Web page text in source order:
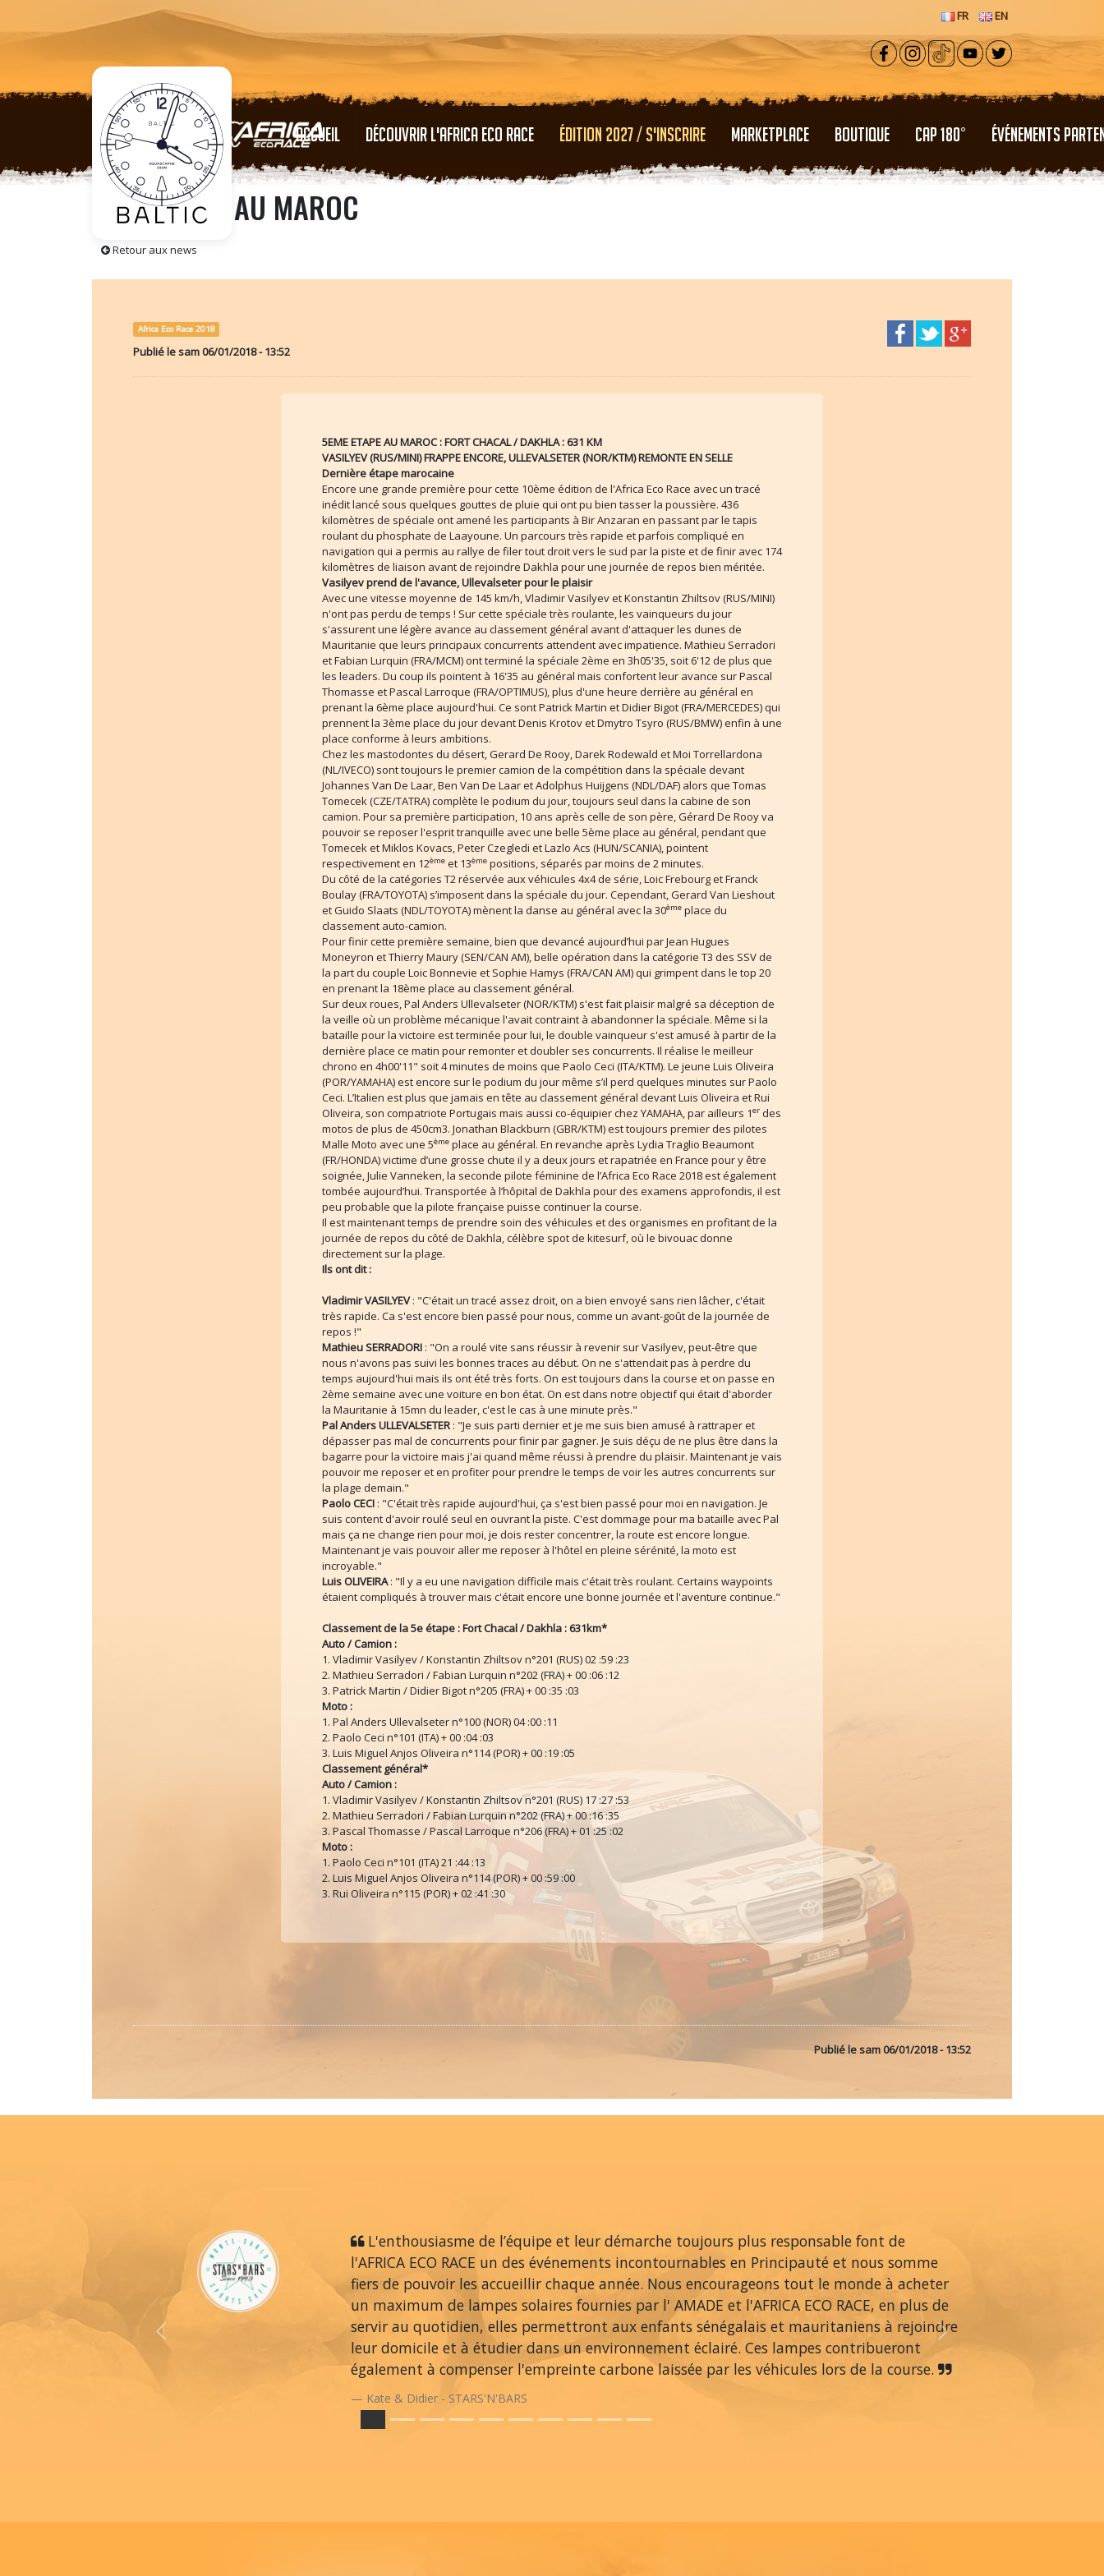
FR EN
ACCUEIL DÉCOUVRIR L'AFRICA ECO RACE ÉDITION 2027 / S'INSCRIRE MARKETPLACE BOUTIQUE CAP 180° ÉVÉNEMENTS
5EME ETAPE AU MAROC
Retour aux news
Africa Eco Race 2018
Publié lesam 06/01/2018 - 13:52
5EME ETAPE AU MAROC : FORT CHACAL / DAKHLA : 631 KM
VASILYEV (RUS/MINI) FRAPPE ENCORE, ULLEVALSETER (NOR/KTM) REMONTE EN SELLE
Dernière étape marocaine
Encore une grande première pour cette 10ème édition de l'Africa Eco Race avec un tracé
inédit lancé sous quelques gouttes de pluie qui ont pu bien tasser la poussière. 436
kilomètres de spéciale ont amené les participants à Bir Anzaran en passant par le tapis
roulant du phosphate de Laayoune. Un parcours très rapide et parfois compliqué en
navigation qui a permis au rallye de filer tout droit vers le sud par la piste et de finir avec 174
kilomètres de liaison avant de rejoindre Dakhla pour une journée de repos bien méritée.
Vasilyev prend de l'avance, Ullevalseter pour le plaisir
Avec une vitesse moyenne de 145 km/h, Vladimir Vasilyev et Konstantin Zhiltsov (RUS/MINI)
n'ont pas perdu de temps ! Sur cette spéciale très roulante, les vainqueurs du jour
s'assurent une légère avance au classement général avant d'attaquer les dunes de
Mauritanie que leurs principaux concurrents attendent avec impatience. Mathieu Serradori
et Fabian Lurquin (FRA/MCM) ont terminé la spéciale 2ème en 3h05'35, soit 6'12 de plus que
les leaders. Du coup ils pointent à 16'35 au général mais confortent leur avance sur Pascal
Thomasse et Pascal Larroque (FRA/OPTIMUS), plus d'une heure derrière au général en
prenant la 6ème place aujourd'hui. Ce sont Patrick Martin et Didier Bigot (FRA/MERCEDES) qui
prennent la 3ème place du jour devant Denis Krotov et Dmytro Tsyro (RUS/BMW) enfin à une
place conforme à leurs ambitions.
Chez les mastodontes du désert, Gerard De Rooy, Darek Rodewald et Moi Torrellardona
(NL/IVECO) sont toujours le premier camion de la compétition dans la spéciale devant
Johannes Van De Laar, Ben Van De Laar et Adolphus Huijgens (NDL/DAF) alors que Tomas
Tomecek (CZE/TATRA) complète le podium du jour, toujours seul dans la cabine de son
camion. Pour sa première participation, 10 ans après celle de son père, Gérard De Rooy va
pouvoir se reposer l'esprit tranquille avec une belle 5ème place au général, pendant que
Tomecek et Miklos Kovacs, Peter Czegledi et Lazlo Acs (HUN/SCANIA), pointent
respectivement en 12ème et 13ème positions, séparés par moins de 2 minutes.
Du côté de la catégories T2 réservée aux véhicules 4x4 de série, Loic Frebourg et Franck
Boulay (FRA/TOYOTA) s’imposent dans la spéciale du jour. Cependant, Gerard Van Lieshout
et Guido Slaats (NDL/TOYOTA) mènent la danse au général avec la 30ème place du
classement auto-camion.
Pour finir cette première semaine, bien que devancé aujourd’hui par Jean Hugues
Moneyron et Thierry Maury (SEN/CAN AM), belle opération dans la catégorie T3 des SSV de
la part du couple Loic Bonnevie et Sophie Hamys (FRA/CAN AM) qui grimpent dans le top 20
en prenant la 18ème place au classement général.
Sur deux roues, Pal Anders Ullevalseter (NOR/KTM) s'est fait plaisir malgré sa déception de
la veille où un problème mécanique l'avait contraint à abandonner la spéciale. Même si la
bataille pour la victoire est terminée pour lui, le double vainqueur s'est amusé à partir de la
dernière place ce matin pour remonter et doubler ses concurrents. Il réalise le meilleur
chrono en 4h00'11" soit 4 minutes de moins que Paolo Ceci (ITA/KTM). Le jeune Luis Oliveira
(POR/YAMAHA) est encore sur le podium du jour même s’il perd quelques minutes sur Paolo
Ceci. L’Italien est plus que jamais en tête au classement général devant Luis Oliveira et Rui
Oliveira, son compatriote Portugais mais aussi co-équipier chez YAMAHA, par ailleurs 1er des
motos de plus de 450cm3. Jonathan Blackburn (GBR/KTM) est toujours premier des pilotes
Malle Moto avec une 5ème place au général. En revanche après Lydia Traglio Beaumont
(FR/HONDA) victime d’une grosse chute il y a deux jours et rapatriée en France pour y être
soignée, Julie Vanneken, la seconde pilote féminine de l’Africa Eco Race 2018 est également
tombée aujourd’hui. Transportée à l’hôpital de Dakhla pour des examens approfondis, il est
peu probable que la pilote française puisse continuer la course.
Il est maintenant temps de prendre soin des véhicules et des organismes en profitant de la
journée de repos du côté de Dakhla, célèbre spot de kitesurf, où le bivouac donne
directement sur la plage.
Ils ont dit :
Vladimir VASILYEV: "C'était un tracé assez droit, on a bien envoyé sans rien lâcher, c'était
très rapide. Ca s'est encore bien passé pour nous, comme un avant-goût de la journée de
repos !"
Mathieu SERRADORI : "On a roulé vite sans réussir à revenir sur Vasilyev, peut-être que
nous n'avons pas suivi les bonnes traces au début. On ne s'attendait pas à perdre du
temps aujourd'hui mais ils ont été très forts. On est toujours dans la course et on passe en
2ème semaine avec une voiture en bon état. On est dans notre objectif qui était d'aborder
la Mauritanie à 15mn du leader, c'est le cas à une minute près."
Pal Anders ULLEVALSETER: "Je suis parti dernier et je me suis bien amusé à rattraper et
dépasser pas mal de concurrents pour finir par gagner. Je suis déçu de ne plus être dans la
bagarre pour la victoire mais j'ai quand même réussi à prendre du plaisir. Maintenant je vais
pouvoir me reposer et en profiter pour prendre le temps de voir les autres concurrents sur
la plage demain."
Paolo CECI : "C'était très rapide aujourd'hui, ça s'est bien passé pour moi en navigation. Je
suis content d'avoir roulé seul en ouvrant la piste. C'est dommage pour ma bataille avec Pal
mais ça ne change rien pour moi, je dois rester concentrer, la route est encore longue.
Maintenant je vais pouvoir aller me reposer à l'hôtel en pleine sérénité, la moto est
incroyable."
Luis OLIVEIRA: "Il y a eu une navigation difficile mais c'était très roulant. Certains waypoints
étaient compliqués à trouver mais c'était encore une bonne journée et l'aventure continue."
Classement de la 5e étape : Fort Chacal / Dakhla : 631km*
Auto / Camion :
1. Vladimir Vasilyev / Konstantin Zhiltsov n°201 (RUS) 02 :59 :23
2. Mathieu Serradori / Fabian Lurquin n°202 (FRA) + 00 :06 :12
3. Patrick Martin / Didier Bigot n°205 (FRA) + 00 :35 :03
Moto :
1. Pal Anders Ullevalseter n°100 (NOR) 04 :00 :11
2. Paolo Ceci n°101 (ITA) + 00 :04 :03
3. Luis Miguel Anjos Oliveira n°114 (POR) + 00 :19 :05
Classement général*
Auto / Camion :
1. Vladimir Vasilyev / Konstantin Zhiltsov n°201 (RUS) 17 :27 :53
2. Mathieu Serradori / Fabian Lurquin n°202 (FRA) + 00 :16 :35
3. Pascal Thomasse / Pascal Larroque n°206 (FRA) + 01 :25 :02
Moto :
1. Paolo Ceci n°101 (ITA) 21 :44 :13
2. Luis Miguel Anjos Oliveira n°114 (POR) + 00 :59 :00
3. Rui Oliveira n°115 (POR) + 02 :41 :30
Publié lesam 06/01/2018 - 13:52
L'enthousiasme de l’équipe et leur démarche toujours plus responsable font de
l'AFRICA ECO RACE un des événements incontournables en Principauté et nous somme
fiers de pouvoir les accueillir chaque année. Nous encourageons tout le monde à acheter
un maximum de lampes solaires fournies par l' AMADE et l'AFRICA ECO RACE, en plus de
servir au quotidien, elles permettront aux enfants sénégalais et mauritaniens à rejoindre
leur domicile et à étudier dans un environnement éclairé. Ces lampes contribueront
également à compenser l'empreinte carbone laissée par les véhicules lors de la course.
Kate & Didier - STARS'N'BARS
Previous Next